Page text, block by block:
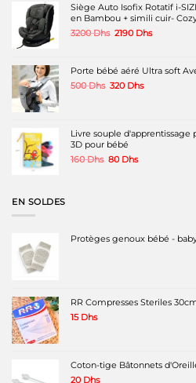
Siège Auto Isofix Rotatif i-
en Bambou + simili cuir-
3200Dhs Le
était :
3200 Dhs.
2190 DhsLe
2190 Dhs.
Porte bébé aéré Ultra soft
500Dhs Le
500 Dhs.
320 DhsLe
320 Dhs.
Livre souple d'apprentissage
3D pour bébé
160Dhs Le
80 DhsLe
EN SOLDES
Protèges genoux bébé -
RR Compresses Steriles
15 Dhs
Coton-tige Bâtonnets
20 Dhs